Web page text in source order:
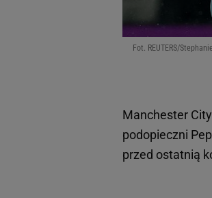
Fot. REUTERS/
Manchester
podopieczni
przed ostatnią